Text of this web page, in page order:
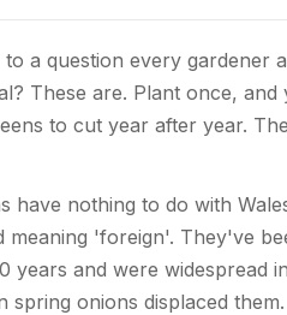
a question every gardener
These are. Plant once, and
to cut year after year.
have nothing to do with
meaning 'foreign'. They've
years and were widespread in
spring onions displaced them.